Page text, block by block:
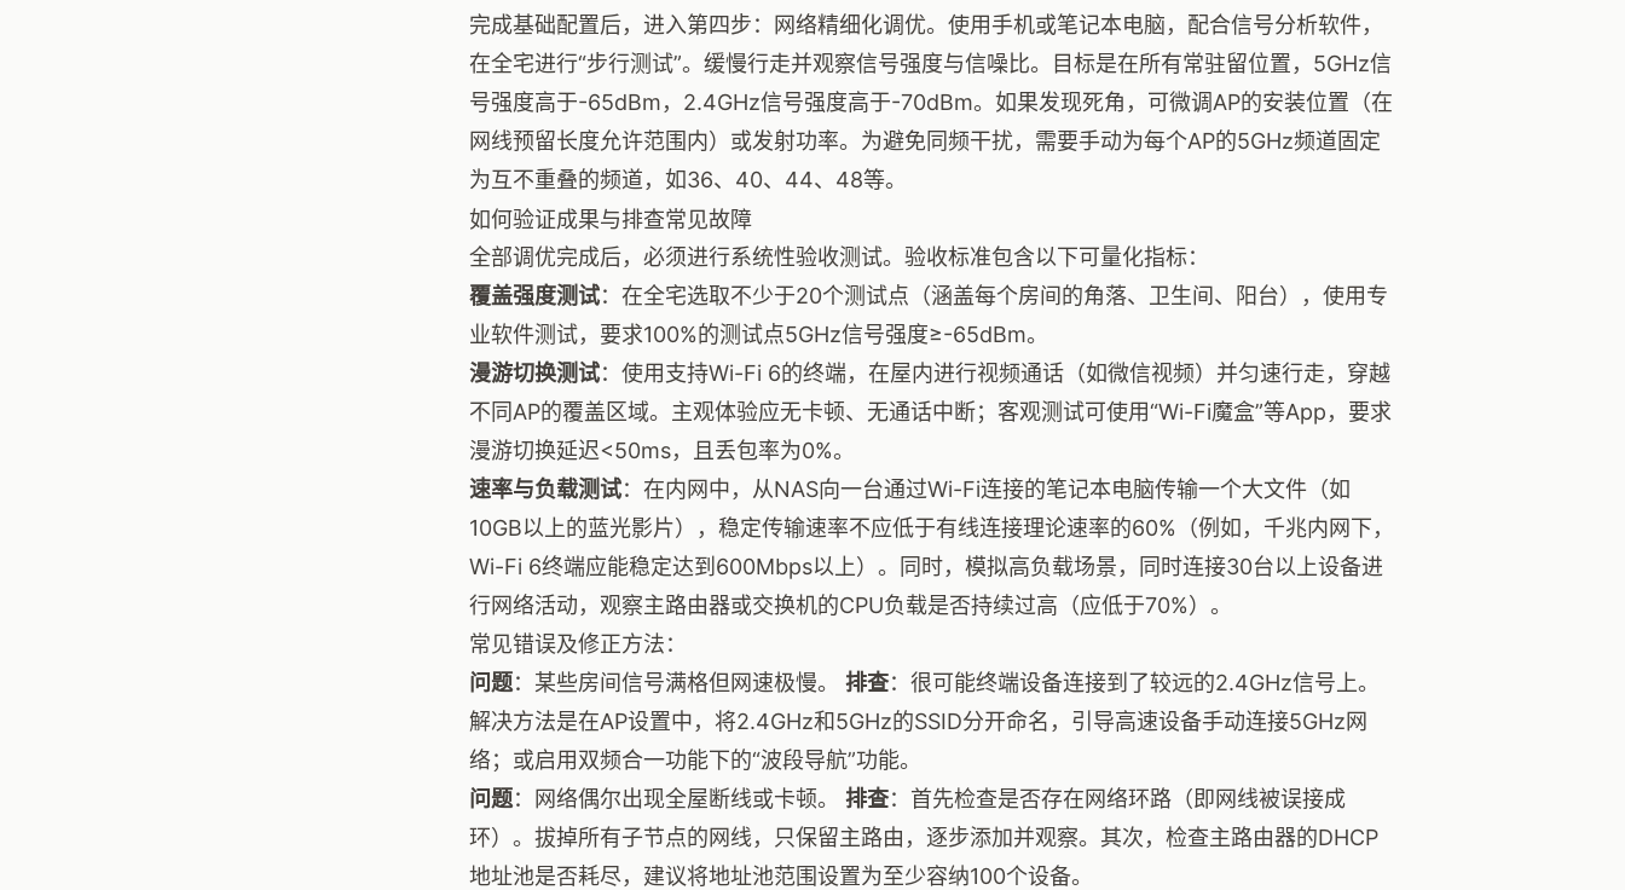
完成基础配置后，进入第四步：网络精细化调优。使用手机或笔记本电脑，配合信号分析软件，
在全宅进行“步行测试”。缓慢行走并观察信号强度与信噪比。目标是在所有常驻留位置，5GHz信
号强度高于-65dBm，2.4GHz信号强度高于-70dBm。如果发现死角，可微调AP的安装位置（在
网线预留长度允许范围内）或发射功率。为避免同频干扰，需要手动为每个AP的5GHz频道固定
为互不重叠的频道，如36、40、44、48等。
如何验证成果与排查常见故障
全部调优完成后，必须进行系统性验收测试。验收标准包含以下可量化指标：
覆盖强度测试：在全宅选取不少于20个测试点（涵盖每个房间的角落、卫生间、阳台），使用专
业软件测试，要求100%的测试点5GHz信号强度≥-65dBm。
漫游切换测试：使用支持Wi-Fi 6的终端，在屋内进行视频通话（如微信视频）并匀速行走，穿越
不同AP的覆盖区域。主观体验应无卡顿、无通话中断；客观测试可使用“Wi-Fi魔盒”等App，要求
漫游切换延迟<50ms，且丢包率为0%。
速率与负载测试：在内网中，从NAS向一台通过Wi-Fi连接的笔记本电脑传输一个大文件（如
10GB以上的蓝光影片），稳定传输速率不应低于有线连接理论速率的60%（例如，千兆内网下，
Wi-Fi 6终端应能稳定达到600Mbps以上）。同时，模拟高负载场景，同时连接30台以上设备进
行网络活动，观察主路由器或交换机的CPU负载是否持续过高（应低于70%）。
常见错误及修正方法：
问题：某些房间信号满格但网速极慢。 排查：很可能终端设备连接到了较远的2.4GHz信号上。
解决方法是在AP设置中，将2.4GHz和5GHz的SSID分开命名，引导高速设备手动连接5GHz网
络；或启用双频合一功能下的“波段导航”功能。
问题：网络偶尔出现全屋断线或卡顿。 排查：首先检查是否存在网络环路（即网线被误接成
环）。拔掉所有子节点的网线，只保留主路由，逐步添加并观察。其次，检查主路由器的DHCP
地址池是否耗尽，建议将地址池范围设置为至少容纳100个设备。